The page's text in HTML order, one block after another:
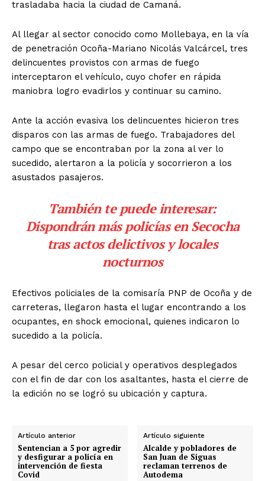
trasladaba hacia la ciudad de Camaná.
Al llegar al sector conocido como Mollebaya, en la vía
de penetración Ocoña-Mariano Nicolás Valcárcel, tres
delincuentes provistos con armas de fuego
interceptaron el vehículo, cuyo chofer en rápida
maniobra logro evadirlos y continuar su camino.
Ante la acción evasiva los delincuentes hicieron tres
disparos con las armas de fuego. Trabajadores del
campo que se encontraban por la zona al ver lo
sucedido, alertaron a la policía y socorrieron a los
asustados pasajeros.
También te puede interesar:
Dispondrán más policías en Secocha
tras actos delictivos y locales
nocturnos
Efectivos policiales de la comisaría PNP de Ocoña y de
carreteras, llegaron hasta el lugar encontrando a los
ocupantes, en shock emocional, quienes indicaron lo
sucedido a la policía.
A pesar del cerco policial y operativos desplegados
con el fin de dar con los asaltantes, hasta el cierre de
la edición no se logró su ubicación y captura.
Artículo anterior
Sentencian a 5 por agredir
y desfigurar a policía en
intervención de fiesta
Covid
Artículo siguiente
Alcalde y pobladores de
San Juan de Siguas
reclaman terrenos de
Autodema